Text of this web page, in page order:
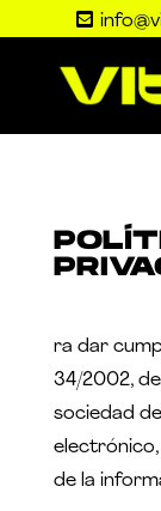

ra dar
34/2002, de
sociedad
electrónico,
de la